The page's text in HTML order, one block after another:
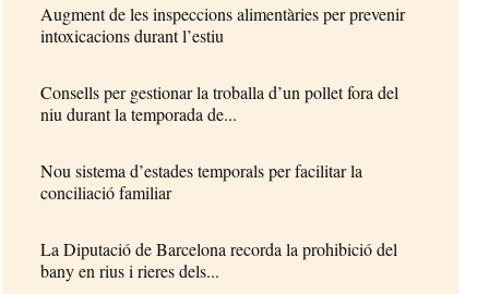
Augment de les inspeccions alimentàries per prevenir
intoxicacions durant l’estiu
Consells per gestionar la troballa d’un pollet fora del
niu durant la temporada de...
Nou sistema d’estades temporals per facilitar la
conciliació familiar
La Diputació de Barcelona recorda la prohibició del
bany en rius i rieres dels...